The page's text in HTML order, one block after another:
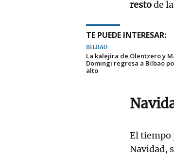
restode
TE PUEDE INTERESAR:
BILBAO
La kalejira de Olentzero y
Domingi regresa a Bilbao
alto
El tiempo
Navidad,